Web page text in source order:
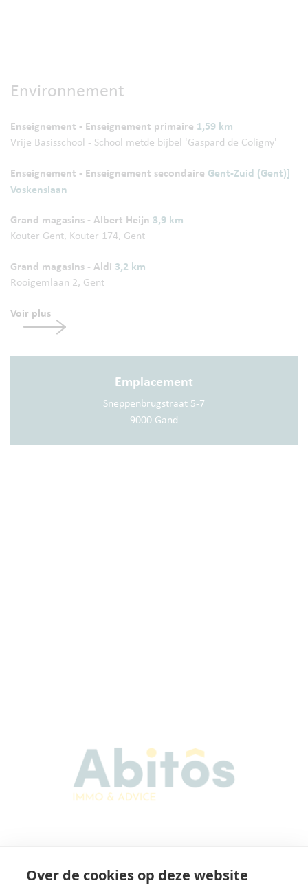
Environnement
Enseignement - Enseignement primaire 1,59 km
Vrije Basisschool - School metde bijbel 'Gaspard de Coligny'
Enseignement - Enseignement secondaire Gent-Zuid (Gent)]
Voskenslaan
Grand magasins - Albert Heijn 3,9 km
Kouter Gent, Kouter 174, Gent
Grand magasins - Aldi 3,2 km
Rooigemlaan 2, Gent
Voir plus
Emplacement
Sneppenbrugstraat 5-7
9000 Gand
Karel Lodewijk Dierickxstraat 22
Over de cookies op deze website